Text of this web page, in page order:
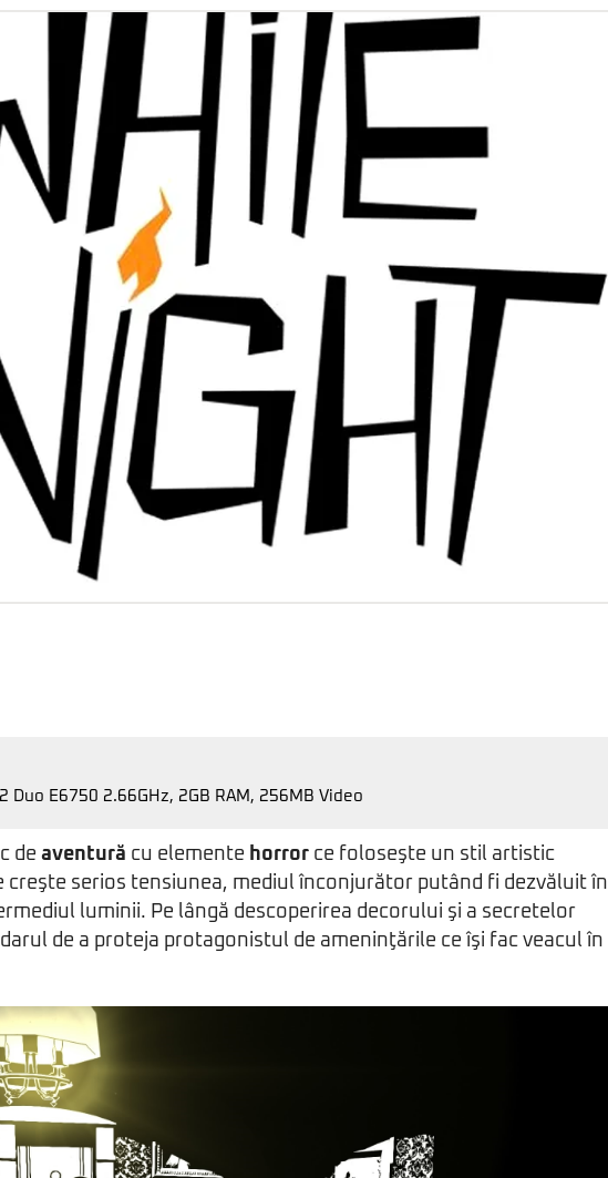
Duo E6750 2.66GHz, 2GB RAM, 256MB Video
de aventură cu elemente horror ce foloseşte un stil artistic
creşte serios tensiunea, mediul înconjurător putând fi dezvăluit în
luminii. Pe lângă descoperirea decorului şi a secretelor
de a proteja protagonistul de ameninţările ce îşi fac veacul în